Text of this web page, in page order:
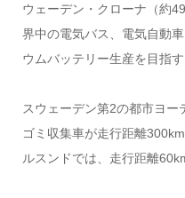
ウェーデン・クローナ（約
界中の電気バス、電気自動
ウムバッテリー生産を目指す
スウェーデン第2の都市ヨ
ゴミ収集車が走行距離
ルスンドでは、走行距離